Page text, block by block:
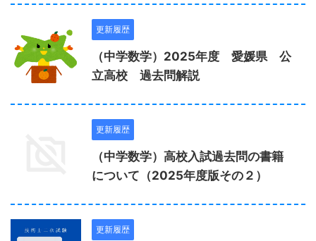
更新履歴
（中学数学）2025年度 愛媛県 公
立高校 過去問解説
更新履歴
（中学数学）高校入試過去問の書籍
について（2025年度版その２）
更新履歴